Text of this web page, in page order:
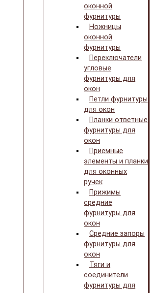
оконной
фурнитуры
Ножницы
оконной
фурнитуры
Переключатели
угловые
фурнитуры для
окон
Петли фурнитуры
для окон
Планки ответные
фурнитуры для
окон
Приемные
элементы и планки
для оконных
ручек
Прижимы
средние
фурнитуры для
окон
Средние запоры
фурнитуры для
окон
Тяги и
соединители
фурнитуры для